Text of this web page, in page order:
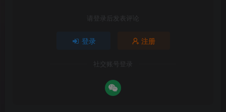
请登录后发表评论
登录 注册
社交账号登录